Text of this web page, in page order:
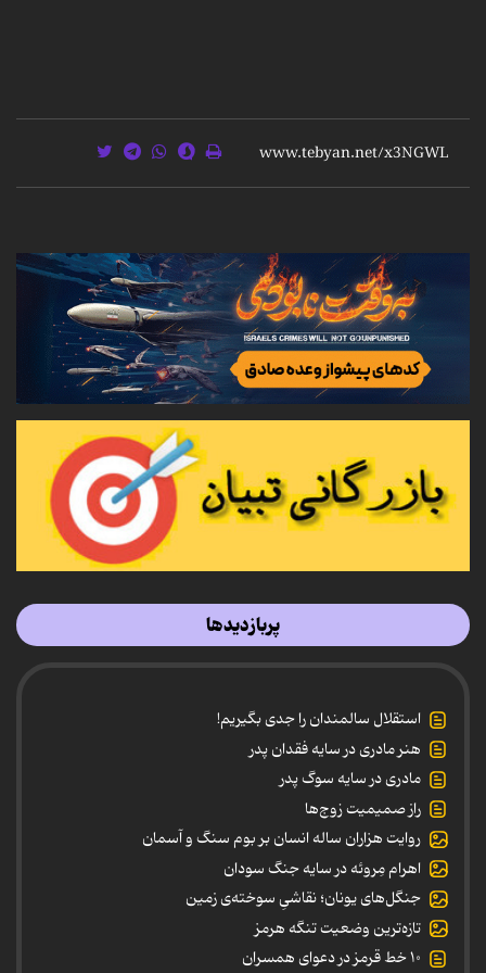
پربازدیدها
استقلال سالمندان را جدی بگیریم!
هنر مادری در سایه‌ فقدان پدر
مادری در سایه سوگ پدر
راز صمیمیت زوج‌ها
روایت هزاران ساله انسان بر بوم سنگ و آسمان
اهرام مِروئه در سایه جنگ سودان
جنگل‌های یونان؛ نقاشیِ سوخته‌ی زمین
تازه‌ترین وضعیت تنگه هرمز
۱۰ خط قرمز در دعوای همسران